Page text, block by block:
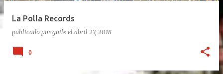
La Polla Records
publicado por guile el abril 27, 2018
0